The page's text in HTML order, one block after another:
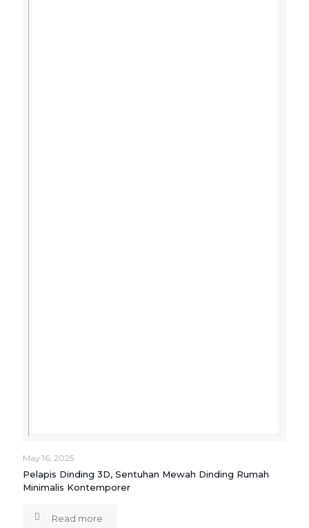
May 16, 2025
Pelapis Dinding 3D, Sentuhan Mewah Dinding Rumah
Minimalis Kontemporer
Read more